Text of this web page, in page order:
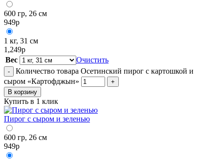
600 гр, 26 см
949р
1 кг, 31 см
1,249р
Вес
Очистить
-
Количество товара Осетинский пирог с картошкой и
сыром «Картофджын»
+
В корзину
Купить в 1 клик
Пирог с сыром и зеленью
600 гр, 26 см
949р